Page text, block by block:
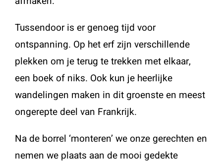
Tussendoor is er genoeg tijd voor
ontspanning. Op het erf zijn verschillende
plekken om je terug te trekken met elkaar,
een boek of niks. Ook kun je heerlijke
wandelingen maken in dit groenste en meest
ongerepte deel van Frankrijk.
Na de borrel ‘monteren’ we onze gerechten en
nemen we plaats aan de mooi gedekte